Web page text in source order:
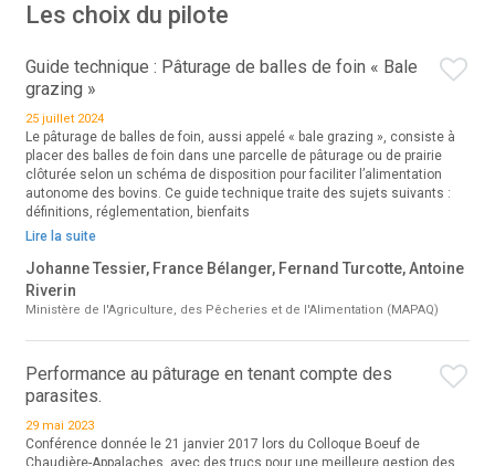
Les choix du pilote
Guide technique : Pâturage de balles de foin « Bale
grazing »
25 juillet 2024
Le pâturage de balles de foin, aussi appelé « bale grazing », consiste à
placer des balles de foin dans une parcelle de pâturage ou de prairie
clôturée selon un schéma de disposition pour faciliter l’alimentation
autonome des bovins. Ce guide technique traite des sujets suivants :
définitions, réglementation, bienfaits
Lire la suite
Johanne Tessier, France Bélanger, Fernand Turcotte, Antoine
Riverin
Ministère de l'Agriculture, des Pêcheries et de l'Alimentation (MAPAQ)
Performance au pâturage en tenant compte des
parasites.
29 mai 2023
Conférence donnée le 21 janvier 2017 lors du Colloque Boeuf de
Chaudière-Appalaches, avec des trucs pour une meilleure gestion des